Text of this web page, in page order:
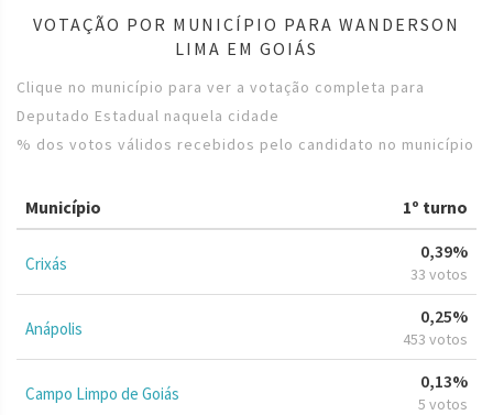
VOTAÇÃO POR MUNICÍPIO PARA WANDERSON
LIMA EM GOIÁS
Clique no município para ver a votação completa para
Deputado Estadual naquela cidade
% dos votos válidos recebidos pelo candidato no município
Município 1º turno
Crixás
0,39%
33 votos
Anápolis
0,25%
453 votos
Campo Limpo de Goiás
0,13%
5 votos